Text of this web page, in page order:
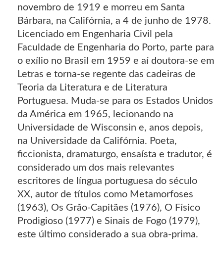
novembro de 1919 e morreu em Santa
Bárbara, na Califórnia, a 4 de junho de 1978.
Licenciado em Engenharia Civil pela
Faculdade de Engenharia do Porto, parte para
o exílio no Brasil em 1959 e aí doutora-se em
Letras e torna-se regente das cadeiras de
Teoria da Literatura e de Literatura
Portuguesa. Muda-se para os Estados Unidos
da América em 1965, lecionando na
Universidade de Wisconsin e, anos depois,
na Universidade da Califórnia. Poeta,
ficcionista, dramaturgo, ensaísta e tradutor, é
considerado um dos mais relevantes
escritores de língua portuguesa do século
XX, autor de títulos como Metamorfoses
(1963), Os Grão-Capitães (1976), O Físico
Prodigioso (1977) e Sinais de Fogo (1979),
este último considerado a sua obra-prima.